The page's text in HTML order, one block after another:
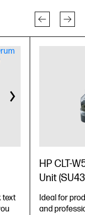
text
HP CLT-
Unit
Ideal for
and